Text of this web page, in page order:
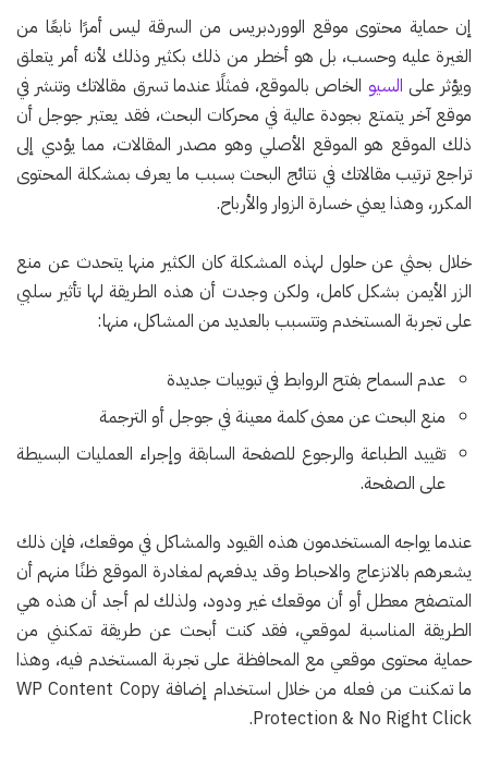
إن حماية محتوى موقع الووردبريس من السرقة ليس أمرًا نابعًا من
الغيرة عليه وحسب، بل هو أخطر من ذلك بكثير وذلك لأنه أمر يتعلق
ويؤثر على السيو الخاص بالموقع، فمثلًا عندما تسرق مقالاتك وتنشر في
موقع آخر يتمتع بجودة عالية في محركات البحث، فقد يعتبر جوجل أن
ذلك الموقع هو الموقع الأصلي وهو مصدر المقالات، مما يؤدي إلى
تراجع ترتيب مقالاتك في نتائج البحث بسبب ما يعرف بمشكلة المحتوى
المكرر، وهذا يعني خسارة الزوار والأرباح.
خلال بحثي عن حلول لهذه المشكلة كان الكثير منها يتحدث عن منع
الزر الأيمن بشكل كامل، ولكن وجدت أن هذه الطريقة لها تأثير سلبي
على تجربة المستخدم وتتسبب بالعديد من المشاكل، منها:
عدم السماح بفتح الروابط في تبويبات جديدة
منع البحث عن معنى كلمة معينة في جوجل أو الترجمة
تقييد الطباعة والرجوع للصفحة السابقة وإجراء العمليات البسيطة
على الصفحة.
عندما يواجه المستخدمون هذه القيود والمشاكل في موقعك، فإن ذلك
يشعرهم بالانزعاج والاحباط وقد يدفعهم لمغادرة الموقع ظنًا منهم أن
المتصفح معطل أو أن موقعك غير ودود، ولذلك لم أجد أن هذه هي
الطريقة المناسبة لموقعي، فقد كنت أبحث عن طريقة تمكنني من
حماية محتوى موقعي مع المحافظة على تجربة المستخدم فيه، وهذا
ما تمكنت من فعله من خلال استخدام إضافة WP Content Copy
Protection & No Right Click.